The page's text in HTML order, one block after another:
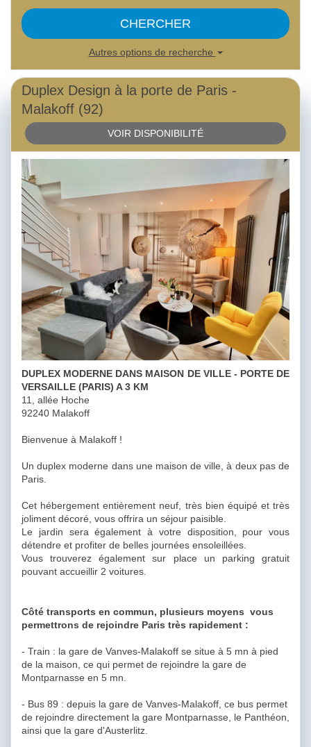
CHERCHER
Autres options de recherche
Duplex Design à la porte de Paris -
Malakoff (92)
VOIR DISPONIBILITÉ
DUPLEX MODERNE DANS MAISON DE VILLE - PORTE DE
VERSAILLE (PARIS) A 3 KM
11, allée Hoche
92240 Malakoff
Bienvenue à Malakoff !
Un duplex moderne dans une maison de ville, à deux pas de
Paris.
Cet hébergement entièrement neuf, très bien équipé et très
joliment décoré, vous offrira un séjour paisible.
Le jardin sera également à votre disposition, pour vous
détendre et profiter de belles journées ensoleillées.
Vous trouverez également sur place un parking gratuit
pouvant accueillir 2 voitures.
Côté transports en commun, plusieurs moyens vous
permettrons de rejoindre Paris très rapidement :
- Train : la gare de Vanves-Malakoff se situe à 5 mn à pied
de la maison, ce qui permet de rejoindre la gare de
Montparnasse en 5 mn.
- Bus 89 : depuis la gare de Vanves-Malakoff, ce bus permet
de rejoindre directement la gare Montparnasse, le Panthéon,
ainsi que la gare d'Austerlitz.